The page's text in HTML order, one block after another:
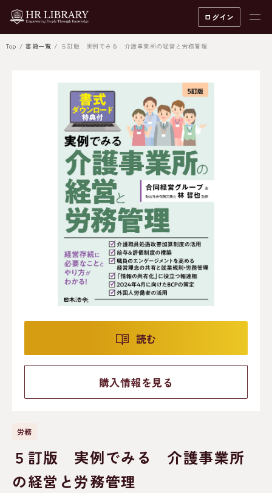
ログイン
Top 書籍一覧 ５訂版 実例でみる 介護事業所の経営と労務管理
読む
購入情報を見る
労務
５訂版 実例でみる 介護事業所
の経営と労務管理